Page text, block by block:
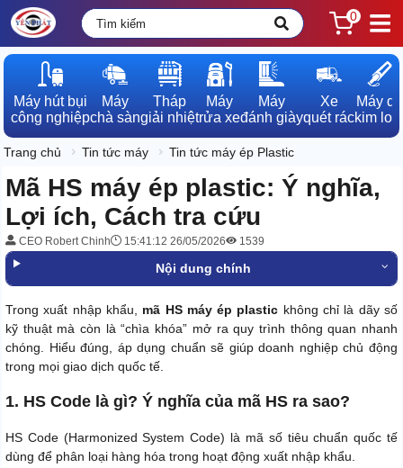
0
Máy hút bụi
công nghiệp
Máy
chà sàn
Tháp
giải nhiệt
Máy
rửa xe
Máy
đánh giày
Xe
quét rác
Máy dò
kim loại
Trang chủ Tin tức máy Tin tức máy ép Plastic
Mã HS máy ép plastic: Ý nghĩa,
Lợi ích, Cách tra cứu
CEO Robert Chinh 15:41:12 26/05/2026 1539
Nội dung chính
Trong xuất nhập khẩu, mã HS máy ép plastic không chỉ là dãy số
kỹ thuật mà còn là “chìa khóa” mở ra quy trình thông quan nhanh
chóng. Hiểu đúng, áp dụng chuẩn sẽ giúp doanh nghiệp chủ động
trong mọi giao dịch quốc tế.
1. HS Code là gì? Ý nghĩa của mã HS ra sao?
HS Code (Harmonized System Code) là mã số tiêu chuẩn quốc tế
dùng để phân loại hàng hóa trong hoạt động xuất nhập khẩu.